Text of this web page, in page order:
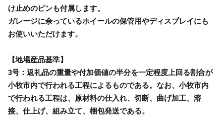
け止めのピンも付属します。
ガレージに余っているホイールの保管用やディスプレイにも
お使いいただけます。
【地場産品基準】
3号：返礼品の重量や付加価値の半分を一定程度上回る割合が
小牧市内で行われる工程によるものである。なお、小牧市内
で行われる工程は、原材料の仕入れ、切断、曲げ加工、溶
接、仕上げ、組み立て、梱包発送である。